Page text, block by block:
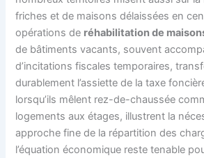
friches et de maisons délaissées en
opérations de réhabilitation de
de bâtiments vacants, souvent
d’incitations fiscales temporaires,
durablement l’assiette de la taxe
lorsqu’ils mêlent rez-de-chaussée
logements aux étages, illustrent la
approche fine de la répartition des
l’équation économique reste tenable